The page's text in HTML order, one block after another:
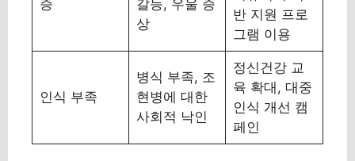
증
갈등, 우울 증
상
반 지원 프로
그램 이용
인식 부족
병식 부족, 조
현병에 대한
사회적 낙인
정신건강 교
육 확대, 대중
인식 개선 캠
페인